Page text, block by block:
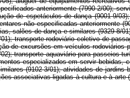
anteriormente (7990-2/00);
de espetáculos de dança (9001-9/
não especificadas anteriormente
salões de dança e similares (9329-8/
transporte rodoviário coletivo de
de excursões em veículos rodoviários
transporte aquaviário para passeios
especializados em servir bebidas,
(9102-3/01); atividades de
associativas ligadas à cultura e à